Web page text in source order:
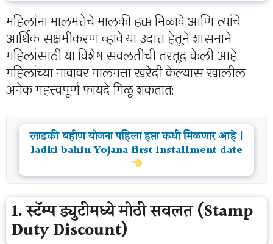
महिलांना मालमत्तेचे मालकी हक्क मिळावे आणि त्यांचे
आर्थिक सक्षमीकरण व्हावे या उदात्त हेतूने शासनाने
महिलांसाठी या विशेष सवलतीची तरतूद केली आहे.
महिलांच्या नावावर मालमत्ता खरेदी केल्यास खालील
अनेक महत्त्वपूर्ण फायदे मिळू शकतात:
लाडकी बहीण योजना पहिला हप्ता कधी मिळणार आहे |
ladki bahin Yojana first installment date
1. स्टॅम्प ड्युटीमध्ये मोठी सवलत (Stamp
Duty Discount)